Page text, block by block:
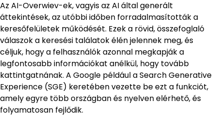
Az AI-Overwiev-ek, vagyis az AI által generált
áttekintések, az utóbbi időben forradalmasították a
keresőfelületek működését. Ezek a rövid, összefoglaló
válaszok a keresési találatok élén jelennek meg, és
céljuk, hogy a felhasználók azonnal megkapják a
legfontosabb információkat anélkül, hogy tovább
kattintgatnának. A Google például a Search Generative
Experience (SGE) keretében vezette be ezt a funkciót,
amely egyre több országban és nyelven elérhető, és
folyamatosan fejlődik.